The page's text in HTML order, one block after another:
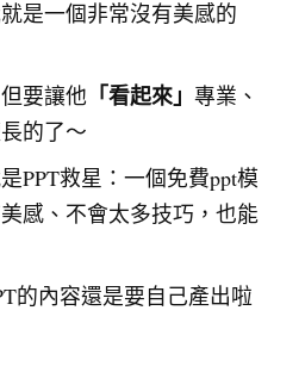
是一個非常沒有美感的
要讓他 「看起來」專業、
的了～
PPT救星：一個免費ppt模
感、不會太多技巧，也能
的內容還是要自己產出啦